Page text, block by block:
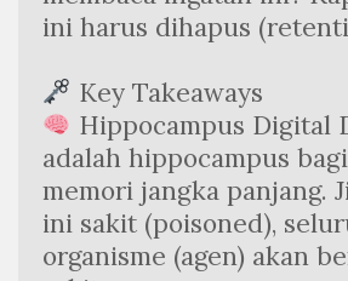
ini harus dihapus
Key Takeaways
Hippocampus Digital
adalah hippocampus
memori jangka panjang.
ini sakit (poisoned),
organisme (agen) akan